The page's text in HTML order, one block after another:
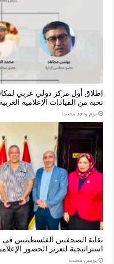
إطلاق أول مركز دولي عربي
نخبة من القيادات الإعلامية العربية
‏يوم واحد مضت
نقابة الصحفيين الفلسطينيين
استراتيجية لتعزيز الحضور
‏يومين مضت